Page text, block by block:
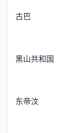
古巴
黑山共和国
东帝汶